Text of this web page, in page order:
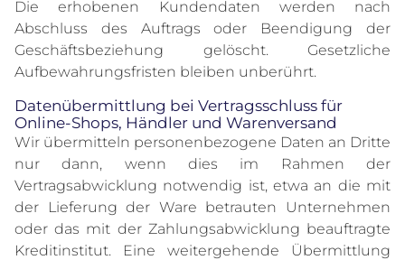
Die erhobenen Kundendaten werden nach
Abschluss des Auftrags oder Beendigung der
Geschäftsbeziehung gelöscht. Gesetzliche
Aufbewahrungsfristen bleiben unberührt.
Datenübermittlung bei Vertragsschluss für
Online-Shops, Händler und Warenversand
Wir übermitteln personenbezogene Daten an Dritte
nur dann, wenn dies im Rahmen der
Vertragsabwicklung notwendig ist, etwa an die mit
der Lieferung der Ware betrauten Unternehmen
oder das mit der Zahlungsabwicklung beauftragte
Kreditinstitut. Eine weitergehende Übermittlung